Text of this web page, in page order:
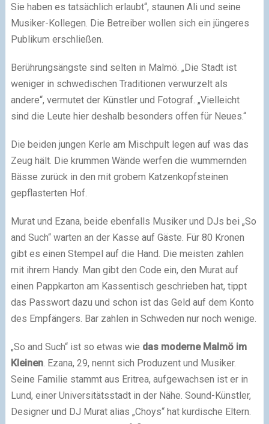
Sie haben es tatsächlich erlaubt“, staunen Ali und seine
Musiker-Kollegen. Die Betreiber wollen sich ein jüngeres
Publikum erschließen.
Berührungsängste sind selten in Malmö. „Die Stadt ist
weniger in schwedischen Traditionen verwurzelt als
andere“, vermutet der Künstler und Fotograf. „Vielleicht
sind die Leute hier deshalb besonders offen für Neues.“
Die beiden jungen Kerle am Mischpult legen auf was das
Zeug hält. Die krummen Wände werfen die wummernden
Bässe zurück in den mit grobem Katzenkopfsteinen
gepflasterten Hof.
Murat und Ezana, beide ebenfalls Musiker und DJs bei „So
and Such“ warten an der Kasse auf Gäste. Für 80 Kronen
gibt es einen Stempel auf die Hand. Die meisten zahlen
mit ihrem Handy. Man gibt den Code ein, den Murat auf
einen Pappkarton am Kassentisch geschrieben hat, tippt
das Passwort dazu und schon ist das Geld auf dem Konto
des Empfängers. Bar zahlen in Schweden nur noch wenige.
„So and Such“ ist so etwas wie das moderne Malmö im
Kleinen. Ezana, 29, nennt sich Produzent und Musiker.
Seine Familie stammt aus Eritrea, aufgewachsen ist er in
Lund, einer Universitätsstadt in der Nähe. Sound-Künstler,
Designer und DJ Murat alias „Choys“ hat kurdische Eltern.